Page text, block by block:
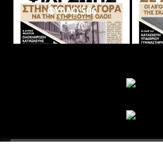
ΦΥΛΛΟ 506